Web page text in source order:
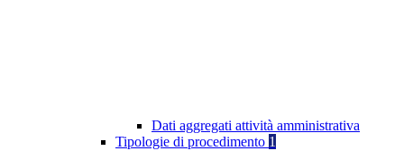
Dati aggregati attività amministrativa
Tipologie di procedimento 1